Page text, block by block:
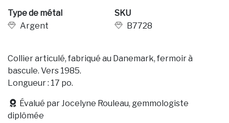
Type de métal
Argent
SKU
B7728
Collier articulé, fabriqué au Danemark, fermoir à
bascule. Vers 1985.
Longueur : 17 po.
Évalué par Jocelyne Rouleau, gemmologiste
diplômée